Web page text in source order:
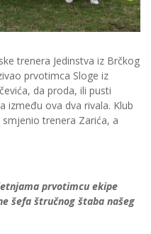
trenera Jedinstva iz Brčkog
prvotimca Sloge iz
da proda, ili pusti
između ova dva rivala. Klub
trenera Zarića, a
prvotimcu ekipe
šefa štručnog štaba našeg